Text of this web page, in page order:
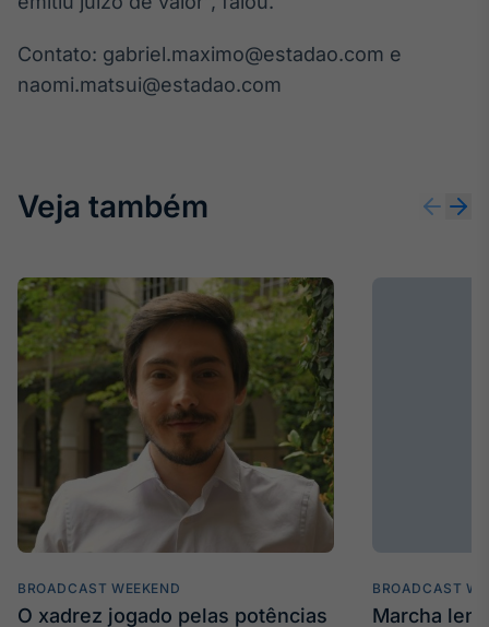
Crédito
Contato: gabriel.maximo@estadao.com e
naomi.matsui@estadao.com
Veja também
BROADCAST WEEKEND
O xadrez jogado pelas potências
BROADCAST
Marcha